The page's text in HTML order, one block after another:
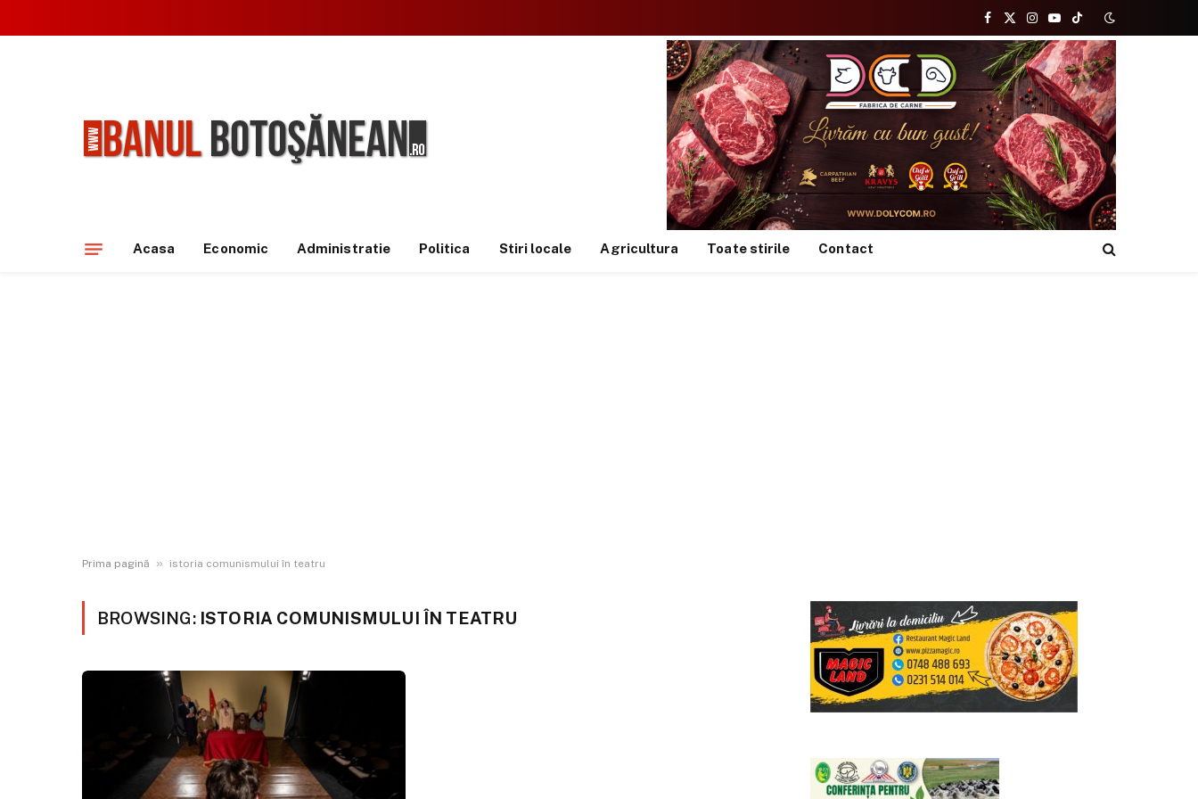
Facebook
X
(Twitter)
Instagram
YouTubeTikTok
Acasa Economic Administratie Politica Stiri locale Agricultura Toate stirile Contact
Prima pagină » istoria comunismului în teatru
BROWSING: ISTORIA COMUNISMULUI ÎN TEATRU